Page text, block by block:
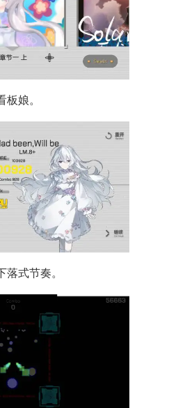
娘。
式节奏。